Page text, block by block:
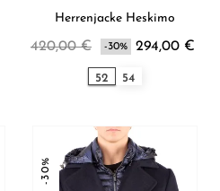
Herrenjacke Heskimo
420,00 € -30% 294,00 €
52 54
-30%